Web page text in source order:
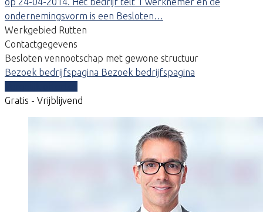
ondernemingsvorm is een Besloten…
Werkgebied Rutten
Contactgegevens
Besloten vennootschap met gewone structuur
Bezoek bedrijfspagina Bezoek bedrijfspagina
Gratis - Vrijblijvend